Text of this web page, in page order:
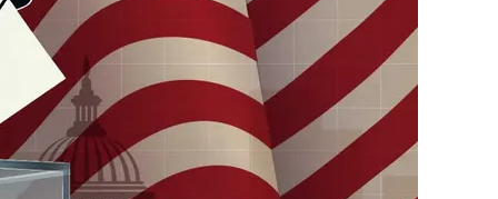
পূর্ব ইউরোপ বনাম তুরস্ক: শত…